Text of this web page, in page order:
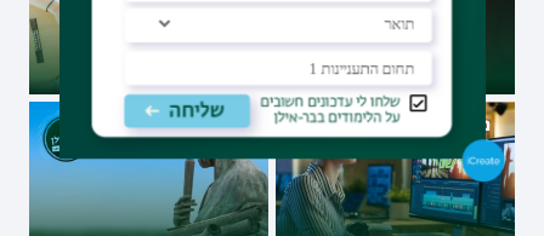
מוזיקה במגמת מוזיקה,
טכנולוגיה ומדיה חזותית
תואר שני
פילוסופיה כללית